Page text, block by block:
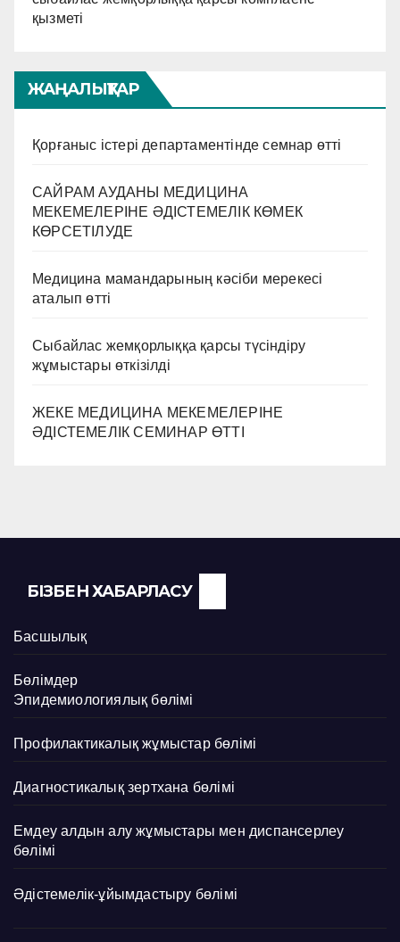
қызметі
ЖАҢАЛЫҚТАР
Қорғаныс істері департаментінде семнар өтті
САЙРАМ АУДАНЫ МЕДИЦИНА
МЕКЕМЕЛЕРІНЕ ӘДІСТЕМЕЛІК КӨМЕК
КӨРСЕТІЛУДЕ
Медицина мамандарының кәсіби мерекесі
аталып өтті
Сыбайлас жемқорлыққа қарсы түсіндіру
жұмыстары өткізілді
ЖЕКЕ МЕДИЦИНА МЕКЕМЕЛЕРІНЕ
ӘДІСТЕМЕЛІК СЕМИНАР ӨТТІ
БІЗБЕН ХАБАРЛАСУ
Басшылық
Бөлімдер
Эпидемиологиялық бөлімі
Профилактикалық жұмыстар бөлімі
Диагностикалық зертхана бөлімі
Емдеу алдын алу жұмыстары мен диспансерлеу
бөлімі
Әдістемелік-ұйымдастыру бөлімі